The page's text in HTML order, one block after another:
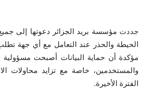
جددت مؤسسة بريد الجزائر دعوتها إلى
الحيطة والحذر عند التعامل مع أي جهة
مؤكدة أن حماية البيانات أصبحت
والمستخدمين، خاصة مع تزايد محاولات
الفترة الأخيرة.